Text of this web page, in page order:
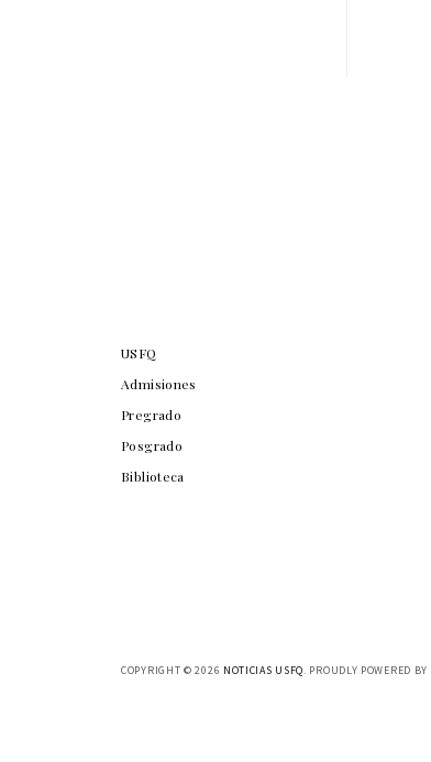
USFQ
Admisiones
Pregrado
Posgrado
Biblioteca
COPYRIGHT ©2026 NOTICIAS USFQ. PROUDLY POWERED BY